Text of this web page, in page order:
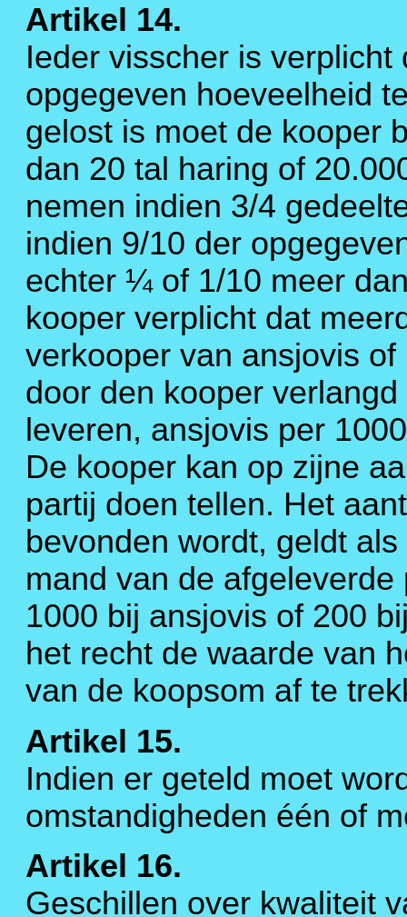
Artikel 14.
Ieder visscher is
opgegeven hoeveelheid
gelost is moet de kooper
dan 20 tal haring of
nemen indien 3/4
indien 9/10 der
echter ¼ of 1/10 meer
kooper verplicht dat
verkooper van ansjovis
door den kooper
leveren, ansjovis per
De kooper kan op zijne
partij doen tellen. Het
bevonden wordt, geldt
mand van de
1000 bij ansjovis of 200
het recht de waarde van
van de koopsom af te
Artikel 15.
Indien er geteld moet
omstandigheden één of
Artikel 16.
Geschillen over kwaliteit